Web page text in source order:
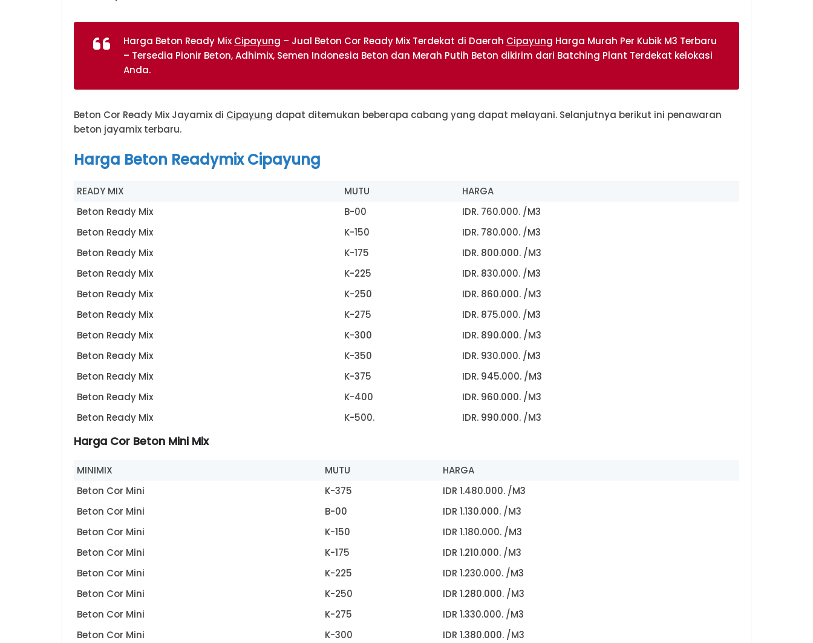
Harga Beton Ready Mix Cipayung – Jual Beton Cor Ready Mix Terdekat di Daerah Cipayung Harga Murah Per Kubik M3 Terbaru
– Tersedia Pionir Beton, Adhimix, Semen Indonesia Beton dan Merah Putih Beton dikirim dari Batching Plant Terdekat kelokasi
Anda.
Beton Cor Ready Mix Jayamix di Cipayung dapat ditemukan beberapa cabang yang dapat melayani. Selanjutnya berikut ini penawaran
beton jayamix terbaru.
Harga Beton Readymix Cipayung
READY MIX MUTU
HARGA
Beton Ready Mix
B-00
IDR. 760.000. /M3
Beton Ready Mix
K-150
IDR. 780.000. /M3
Beton Ready Mix
K-175
IDR. 800.000. /M3
Beton Ready Mix
K-225
IDR. 830.000. /M3
Beton Ready Mix
K-250
IDR. 860.000. /M3
Beton Ready Mix
K-275
IDR. 875.000. /M3
Beton Ready Mix
K-300
IDR. 890.000. /M3
Beton Ready Mix
K-350
IDR. 930.000. /M3
Beton Ready Mix
K-375
IDR. 945.000. /M3
Beton Ready Mix
K-400
IDR. 960.000. /M3
Beton Ready Mix
K-500. IDR. 990.000. /M3
Harga Cor Beton Mini Mix
MINIMIX MUTU
HARGA
Beton Cor Mini
K-375
IDR 1.480.000. /M3
Beton Cor Mini
B-00
IDR 1.130.000. /M3
Beton Cor Mini
K-150
IDR 1.180.000. /M3
Beton Cor Mini
K-175
IDR 1.210.000. /M3
Beton Cor Mini
K-225
IDR 1.230.000. /M3
Beton Cor Mini
K-250
IDR 1.280.000. /M3
Beton Cor Mini
K-275
IDR 1.330.000. /M3
Beton Cor Mini
K-300
IDR 1.380.000. /M3